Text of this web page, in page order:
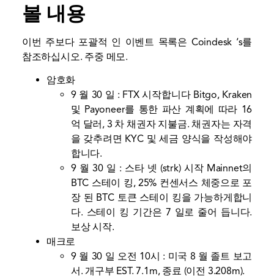
볼 내용
이번 주보다 포괄적 인 이벤트 목록은 Coindesk ‘s를
참조하십시오. 주중 메모.
암호화
9 월 30 일 : FTX시작합니다Bitgo, Kraken
및 Payoneer를 통한 파산 계획에 따라 16
억 달러, 3 차 채권자 지불금. 채권자는 자격
을 갖추려면 KYC 및 세금 양식을 작성해야
합니다.
9 월 30 일 : 스타 넷 (strk) 시작Mainnet의
BTC 스테이 킹, 25% 컨센서스 체중으로 포
장 된 BTC 토큰 스테이 킹을 가능하게합니
다. 스테이 킹 기간은 7 일로 줄어 듭니다.
보상 시작.
매크로
9 월 30 일 오전 10시 : 미국 8 월 졸트 보고
서. 개구부 EST. 7.1m, 종료 (이전 3.208m).